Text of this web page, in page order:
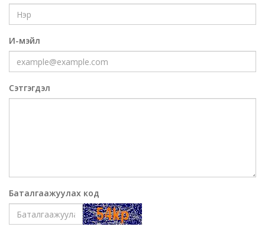
И-мэйл
Сэтгэгдэл
Баталгаажуулах код